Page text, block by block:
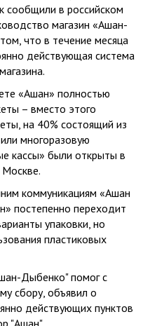
сообщили в российском
магазин «Ашан-
что в течение месяца
действующая система
«Ашан» полностью
– вместо этого
на 40% состоящий из
многоразовую
кассы» были открыты в
коммуникациям «Ашан
постепенно переходит
упаковки, но
пластиковых
Дыбенко" помог с
сбору, объявил о
действующих пунктов
"Ашан"